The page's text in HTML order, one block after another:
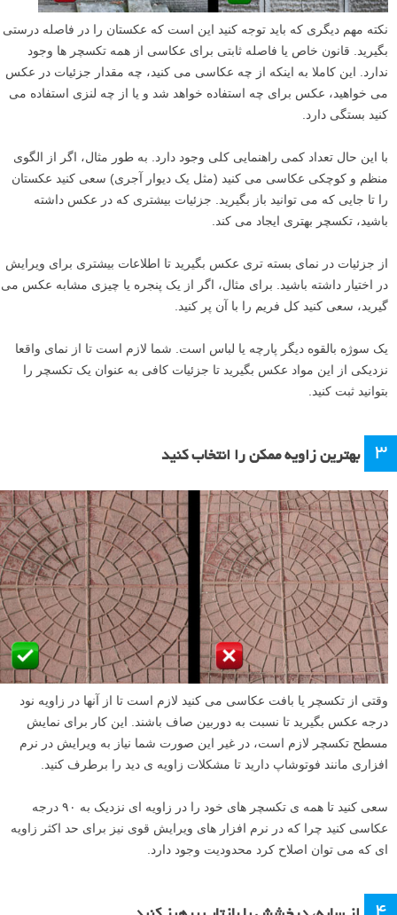
نکته مهم دیگری که باید توجه کنید این است که عکستان را در فاصله درستی
بگیرید. قانون خاص یا فاصله ثابتی برای عکاسی از همه تکسچر ها وجود
ندارد. این کاملا به اینکه از چه عکاسی می کنید، چه مقدار جزئیات در عکس
می خواهید، عکس برای چه استفاده خواهد شد و یا از چه لنزی استفاده می
کنید بستگی دارد.
با این حال تعداد کمی راهنمایی کلی وجود دارد. به طور مثال، اگر از الگوی
منظم و کوچکی عکاسی می کنید (مثل یک دیوار آجری) سعی کنید عکستان
را تا جایی که می توانید باز بگیرید. جزئیات بیشتری که در عکس داشته
باشید، تکسچر بهتری ایجاد می کند.
از جزئیات در نمای بسته تری عکس بگیرید تا اطلاعات بیشتری برای ویرایش
در اختیار داشته باشید. برای مثال، اگر از یک پنجره یا چیزی مشابه عکس می
گیرید، سعی کنید کل فریم را با آن پر کنید.
یک سوژه بالقوه دیگر پارچه یا لباس است. شما لازم است تا از نمای واقعا
نزدیکی از این مواد عکس بگیرید تا جزئیات کافی به عنوان یک تکسچر را
بتوانید ثبت کنید.
۳ بهترین زاویه ممکن را انتخاب کنید
وقتی از تکسچر یا بافت عکاسی می کنید لازم است تا از آنها در زاویه نود
درجه عکس بگیرید تا نسبت به دوربین صاف باشند. این کار برای نمایش
مسطح تکسچر لازم است، در غیر این صورت شما نیاز به ویرایش در نرم
افزاری مانند فوتوشاپ دارید تا مشکلات زاویه ی دید را برطرف کنید.
سعی کنید تا همه ی تکسچر های خود را در زاویه ای نزدیک به ۹۰ درجه
عکاسی کنید چرا که در نرم افزار های ویرایش قوی نیز برای حد اکثر زاویه
ای که می توان اصلاح کرد محدودیت وجود دارد.